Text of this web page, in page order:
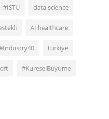
#ISTU data science
AI healthcare
turkiye
#KureselBuyume